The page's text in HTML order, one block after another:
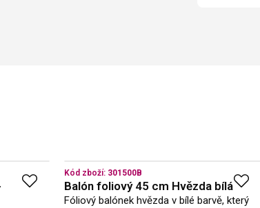
Kód zboží: 301500B
Balón foliový 45 cm Hvězda bílá
Fóliový balónek hvězda v bílé barvě, který